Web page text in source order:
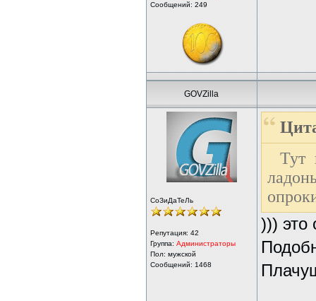
Сообщений: 249
GOVZilla
СоЗиДаТеЛь
Репутация: 42
Группа: Администраторы
Пол: мужской
Сообщений: 1468
Тут
))) это